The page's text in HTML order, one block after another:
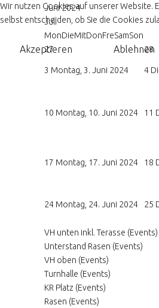
Juni 2024
Juli
MonDieMitDonFreSamSon
27
28
3 Montag, 3. Juni 2024 4
10 Montag, 10. Juni 2024 11
17 Montag, 17. Juni 2024 18
24 Montag, 24. Juni 2024 25
VH unten inkl. Terasse (Events)
Unterstand Rasen (Events)
VH oben (Events)
Turnhalle (Events)
KR Platz (Events)
Rasen (Events)
Wir nutzen Cookies auf unserer Website.
selbst entscheiden, ob Sie die Cookies
Akzeptieren Ablehnen